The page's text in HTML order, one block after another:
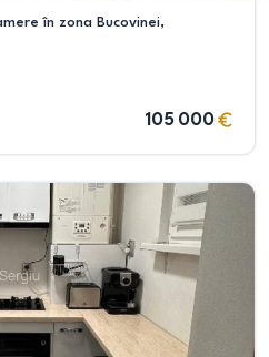
în zona Bucovinei,
105 000